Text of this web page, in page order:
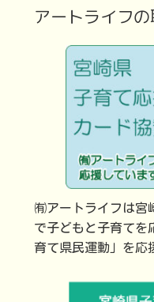
アートライフ
㈲アートライフは宮
で子どもと子育てを
育て県民運動」を応